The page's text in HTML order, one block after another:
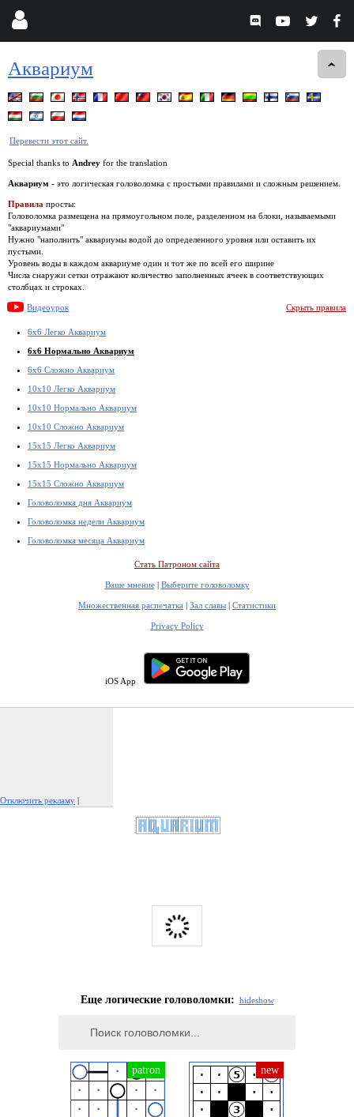
Аквариум
Перевести этот сайт.
Special thanks to Andrey for the translation
Аквариум - это логическая головоломка с простыми правилами и сложным решением.
Правила просты:
Головоломка размещена на прямоугольном поле, разделенном на блоки, называемыми
"аквариумами"
Нужно "наполнить" аквариумы водой до определенного уровня или оставить их
пустыми.
Уровень воды в каждом аквариуме один и тот же по всей его ширине
Числа снаружи сетки отражают количество заполненных ячеек в соответствующих
столбцах и строках.
Видеоурок Скрыть правила
6x6 Легко Аквариум
6x6 Нормально Аквариум
6x6 Сложно Аквариум
10x10 Легко Аквариум
10x10 Нормально Аквариум
10x10 Сложно Аквариум
15x15 Легко Аквариум
15x15 Нормально Аквариум
15x15 Сложно Аквариум
Головоломка дня Аквариум
Головоломка недели Аквариум
Головоломка месяца Аквариум
Стать Патроном сайта
Ваше мнение| Выберите головоломку
Множественная распечатка | Зал славы | Статистики
Privacy Policy
iOS App
Отключить рекламу |
Еще логические головоломки: hideshow